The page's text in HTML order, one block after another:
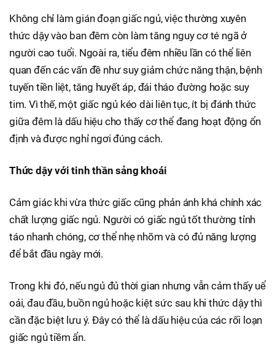
Không chỉ làm gián đoạn giấc ngủ, việc thường xuyên
thức dậy vào ban đêm còn làm tăng nguy cơ té ngã ở
người cao tuổi. Ngoài ra, tiểu đêm nhiều lần có thể liên
quan đến các vấn đề như suy giảm chức năng thận, bệnh
tuyến tiền liệt, tăng huyết áp, đái tháo đường hoặc suy
tim. Vì thế, một giấc ngủ kéo dài liên tục, ít bị đánh thức
giữa đêm là dấu hiệu cho thấy cơ thể đang hoạt động ổn
định và được nghỉ ngơi đúng cách.
Thức dậy với tinh thần sảng khoái
Cảm giác khi vừa thức giấc cũng phản ánh khá chính xác
chất lượng giấc ngủ. Người có giấc ngủ tốt thường tỉnh
táo nhanh chóng, cơ thể nhẹ nhõm và có đủ năng lượng
để bắt đầu ngày mới.
Trong khi đó, nếu ngủ đủ thời gian nhưng vẫn cảm thấy uể
oải, đau đầu, buồn ngủ hoặc kiệt sức sau khi thức dậy thì
cần đặc biệt lưu ý. Đây có thể là dấu hiệu của các rối loạn
giấc ngủ tiềm ẩn.